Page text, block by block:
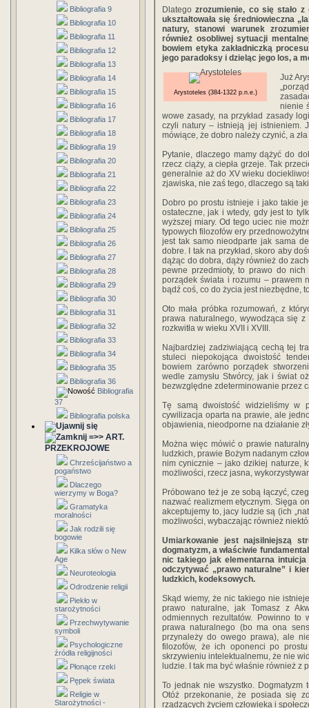
Bibliografia 9
Bibliografia 10
Bibliografia 11
Bibliografia 12
Bibliografia 13
Bibliografia 14
Bibliografia 15
Bibliografia 16
Bibliografia 17
Bibliografia 18
Bibliografia 19
Bibliografia 20
Bibliografia 21
Bibliografia 22
Bibliografia 23
Bibliografia 24
Bibliografia 25
Bibliografia 26
Bibliografia 27
Bibliografia 28
Bibliografia 29
Bibliografia 30
Bibliografia 31
Bibliografia 32
Bibliografia 33
Bibliografia 34
Bibliografia 35
Bibliografia 36
Bibliografia
37
Bibliografia polska
=>> ART.
PRZEKROJOWE
Chrześcijaństwo a
pogaństwo
Dlaczego
wierzymy w Boga?
Gramatyka
moralności
Jak rodzili się
bogowie
Kilka słów o New
Age
Neuroteologia
Odrodzenie religii
Piekło w
starożytności
Przechwytywanie
symboli
Psychologiczne
źródła religijności
Płonące rzeki
Pępek świata
Religie w
Starożytności -
Dlategozrozumienie, co się stało
ukształtowała się średniowieczna
natury, stanowi warunek
również osobliwej sytuacji
bowiem etyka zakładniczką
jego paradoksy i dzieląc jego los, a
Arystoteles (384-1322 p.n.e.)
Już
nienie
wowe zasady, na przykład zasady
czyli natury – istnieją jej istnieniem.
mówiące, że dobro należy czynić, a
Pytanie, dlaczego mamy dążyć do
rzecz ciąży, a ciepła grzeje. Tak
generalnie aż do XV wieku
zjawiska, nie zaś tego, dlaczego są
Dobro po prostu istnieje i jako takie
ostateczne, jak i wtedy, gdy jest to
wyższej miary. Od tego uciec nie
typowych filozofów ery
jest tak samo nieodparte jak sama
dobre. I tak na przykład, skoro aby
dążąc do dobra, dąży również do
pewne przedmioty, to prawo do
porządek świata i rozumu – prawem
bądź coś, co do życia jest niezbędne,
Oto mała próbka rozumowań, z
prawa naturalnego, wywodząca się
rozkwitła w wieku XVII i XVIII.
Najbardziej zadziwiającą cechą tej
stuleci niepokojąca dwoistość
bowiem zarówno porządek
wedle zamysłu Stwórcy, jak i świat
bezwzględne zdeterminowanie przez
Tę samą dwoistość widzieliśmy w
cywilizacja oparta na prawie, ale
objawienia, nieodporne na działanie
Można więc mówić o prawie
ludzkich, prawie Bożym nadanym
nim cynicznie – jako dzikiej naturze,
możliwości, rzecz jasna,
Próbowano też je ze sobą łączyć,
nazwać realizmem etycznym. Sięga
akceptujemy to, jacy ludzie są (ich
możliwości, wybaczając również
Umiarkowanie jest najsilniejszą
dogmatyzm, a właściwie
nic takiego jak elementarna
odczytywać „prawo naturalne” i
ludzkich, kodeksowych.
Skąd wiemy, że nic takiego nie
prawo naturalne, jak Tomasz z
odmiennych rezultatów. Powinno to
prawa naturalnego (bo ma ona
przynależy do owego prawa), ale
filozofów, że ich oponenci po
skrzywieniu intelektualnemu, że nie
ludzie. I tak ma być właśnie również z
To jednak nie wszystko.
Otóż przekonanie, że posiada się
rządzących życiem człowieka i